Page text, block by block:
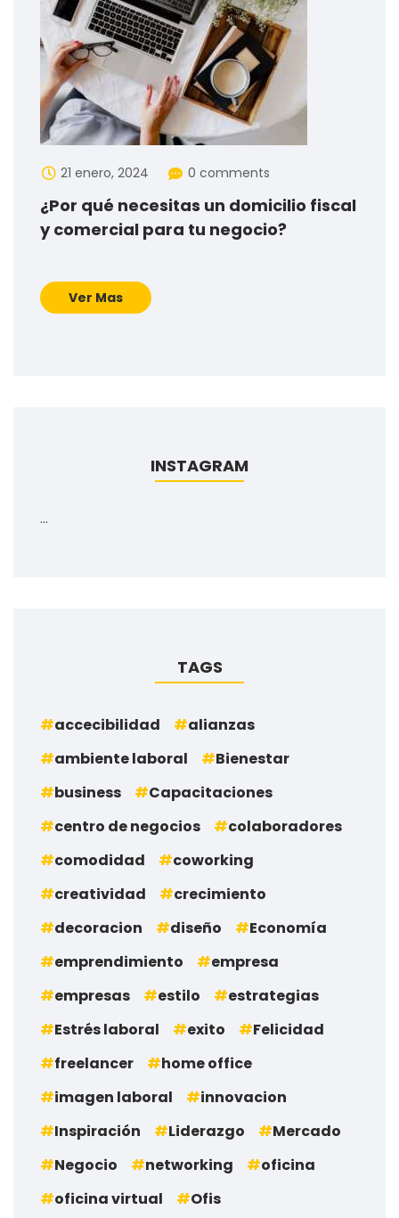
21 enero, 2024 0 comments
¿Por qué necesitas un domicilio fiscal
y comercial para tu negocio?
Ver Mas
INSTAGRAM
…
TAGS
accecibilidad
alianzas
ambiente laboral
Bienestar
business
Capacitaciones
centro de negocios
colaboradores
comodidad
coworking
creatividad
crecimiento
decoracion
diseño
Economía
emprendimiento
empresa
empresas
estilo
estrategias
Estrés laboral
exito
Felicidad
freelancer
home office
imagen laboral
innovacion
Inspiración
Liderazgo
Mercado
Negocio
networking
oficina
oficina virtual
Ofis